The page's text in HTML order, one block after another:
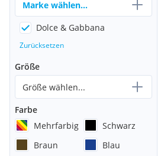
Marke wählen...
Dolce & Gabbana
Zurücksetzen
Größe
Größe wählen...
Farbe
Mehrfarbig
Schwarz
Braun
Blau